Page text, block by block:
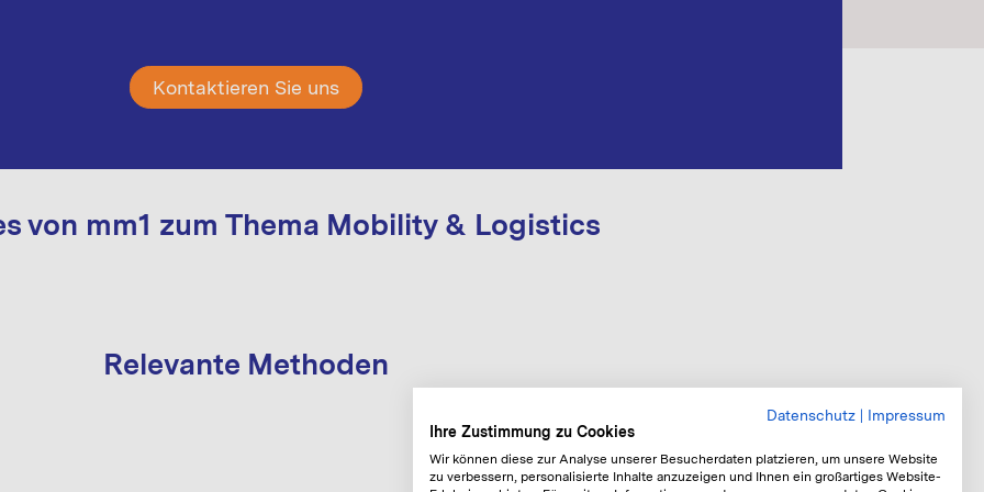
Kontaktieren Sie uns
von mm1 zum Thema Mobility & Logistics
Relevante Methoden
Datenschutz | Impressum
Ihre Zustimmung zu Cookies
Wir können diese zur Analyse unserer Besucherdaten platzieren, um unsere Website
zu verbessern, personalisierte Inhalte anzuzeigen und Ihnen ein großartiges Website-